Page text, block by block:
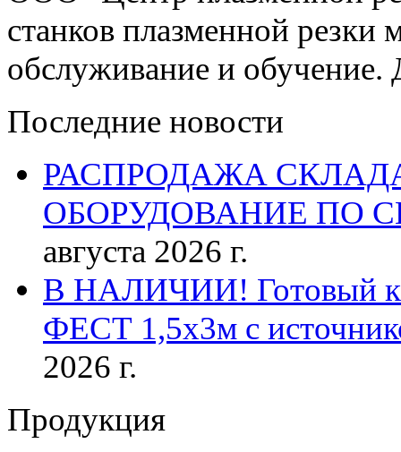
станков плазменной резки
обслуживание и обучение.
Последние новости
РАСПРОДАЖА
ОБОРУДОВАНИЕ ПО
августа 2026 г.
В НАЛИЧИИ! Готовый к
ФЕСТ 1,5х3м с
2026 г.
Продукция